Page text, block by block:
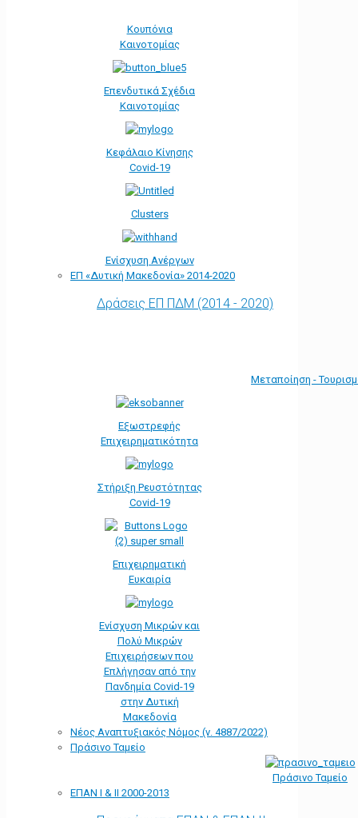
Κουπόνια
Καινοτομίας
Επενδυτικά Σχέδια
Καινοτομίας
Κεφάλαιο Κίνησης
Covid-19
Clusters
Ενίσχυση Ανέργων
ΕΠ «Δυτική Μακεδονία» 2014-2020
Δράσεις ΕΠ ΠΔΜ (2014 - 2020)
Μεταποίηση -
Εξωστρεφής
Επιχειρηματικότητα
Στήριξη Ρευστότητας
Covid-19
Επιχειρηματική
Ευκαιρία
Ενίσχυση Μικρών και
Πολύ Μικρών
Επιχειρήσεων που
Επλήγησαν από την
Πανδημία Covid-19
στην Δυτική
Μακεδονία
Νέος Αναπτυξιακός Νόμος (ν. 4887/2022)
Πράσινο Ταμείο
Πράσινο Ταμείο
ΕΠΑΝ Ι & ΙΙ 2000-2013